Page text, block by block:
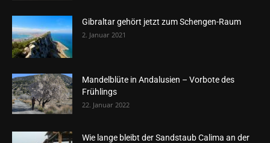
Gibraltar gehört jetzt zum Schengen-Raum
2. Januar 2021
Mandelblüte in Andalusien – Vorbote des
Frühlings
22. Januar 2022
Wie lange bleibt der Sandstaub Calima an der